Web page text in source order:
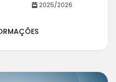
2025/2026